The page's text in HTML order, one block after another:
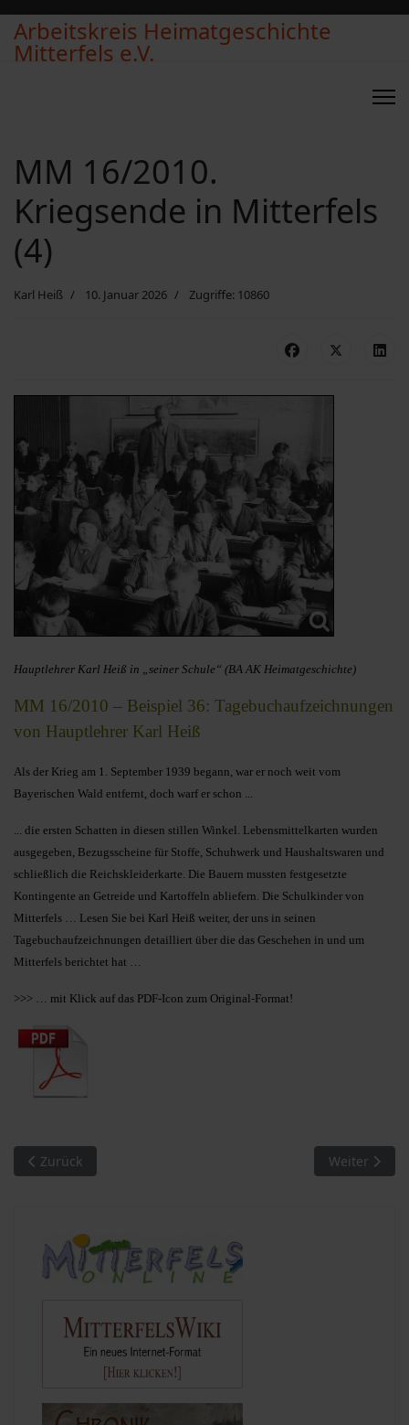
Arbeitskreis Heimatgeschichte
Mitterfels e.V.
MM 16/2010.
Kriegsende in Mitterfels
(4)
Karl Heiß 10. Januar 2026 Zugriffe: 10860
Hauptlehrer Karl Heiß in „seiner Schule“ (BA AK Heimatgeschichte)
MM 16/2010 – Beispiel 36: Tagebuchaufzeichnungen
von Hauptlehrer Karl Heiß
Als der Krieg am 1. September 1939 begann, war er noch weit vom
Bayerischen Wald entfernt, doch warf er schon ...
... die ersten Schatten in diesen stillen Winkel. Lebensmittelkarten wurden
ausgegeben, Bezugsscheine für Stoffe, Schuhwerk und Haushaltswaren und
schließlich die Reichskleiderkarte. Die Bauern mussten festgesetzte
Kontingente an Getreide und Kartoffeln abliefern. Die Schulkinder von
Mitterfels … Lesen Sie bei Karl Heiß weiter, der uns in seinen
Tagebuchaufzeichnungen detailliert über die das Geschehen in und um
Mitterfels berichtet hat …
>>> … mit Klick auf das PDF-Icon zum Original-Format!
Vorheriger Beitrag: MM 16/2010. Kriegsende in Mitterfels (3)
Zurück Nächster
Weiter